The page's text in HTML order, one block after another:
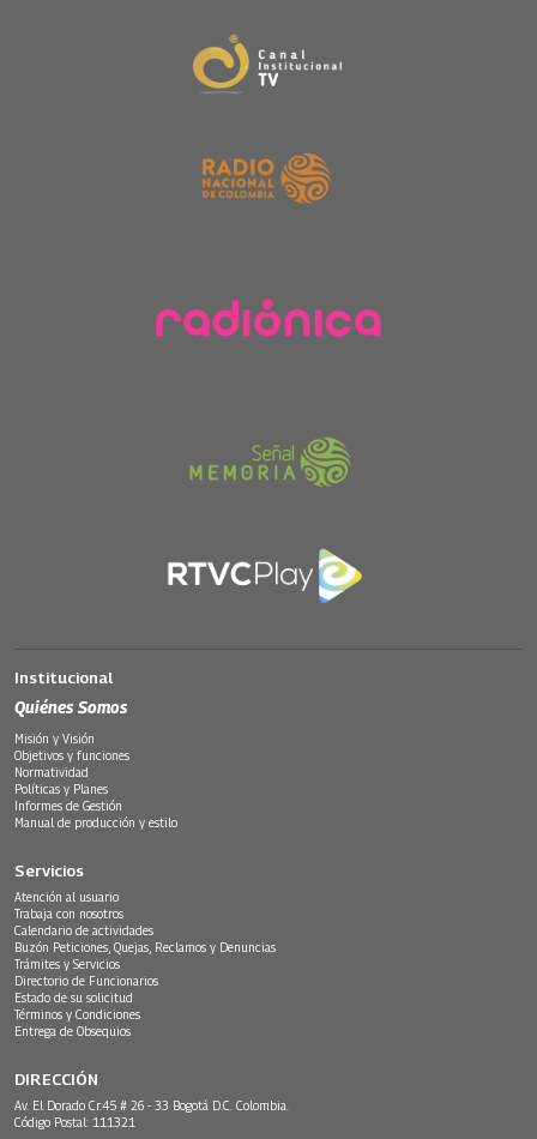
Institucional
Quiénes Somos
Misión y Visión
Objetivos y funciones
Normatividad
Políticas y Planes
Informes de Gestión
Manual de producción y estilo
Servicios
Atención al usuario
Trabaja con nosotros
Calendario de actividades
Buzón Peticiones, Quejas, Reclamos y Denuncias
Trámites y Servicios
Directorio de Funcionarios
Estado de su solicitud
Términos y Condiciones
Entrega de Obsequios
DIRECCIÓN
Av. El Dorado Cr.45 # 26 - 33 Bogotá D.C. Colombia.
Código Postal: 111321